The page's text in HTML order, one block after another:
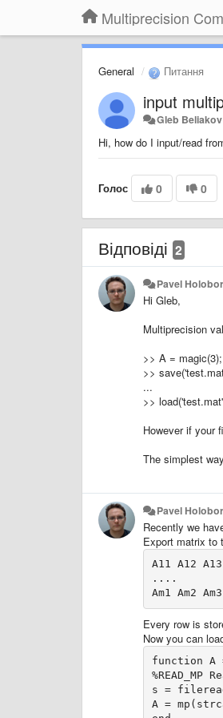
General Питання
input
Gleb Beliakov
Hi, how do I input/read
Голос 0 0
Відповіді 2
Pavel
Hi Gleb,
Multiprecision
>> A = magic(3);
>>
...
>>
However if your
The simplest
Pavel
Recently we
Export matrix to
A11 A12
....
Every row is
Now you can
function A
s =
A =